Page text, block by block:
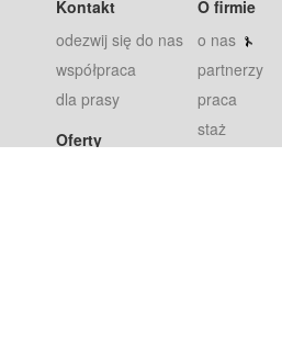
Kontakt
odezwij się do nas
współpraca
dla prasy
Oferty
O firmie
o nas
partnerzy
praca
staż